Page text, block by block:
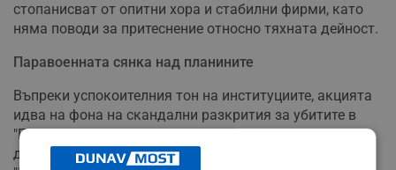
стопанисват от опитни хора и стабилни фирми, като
няма поводи за притеснение относно тяхната дейност.
Паравоенната сянка над планините
Въпреки успокоителния тон на институциите, акцията
идва на фона на скандални разкрития за убитите в
"Петрохан". Жертвите са били част от формация,
действаща като паравоенна дружинка под името